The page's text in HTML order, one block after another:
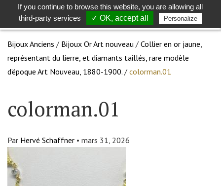
Toggle
search
Bijoux Anciens / Bijoux Or Art nouveau / Collier en or jaune,
représentant du lierre, et diamants taillés, rare modèle
d’époque Art Nouveau, 1880-1900. / colorman.01
colorman.01
Par Hervé Schaffner • mars 31, 2026
If you continue to browse this website, you are allowing all
third-party services
✓ OK, accept all Personalize